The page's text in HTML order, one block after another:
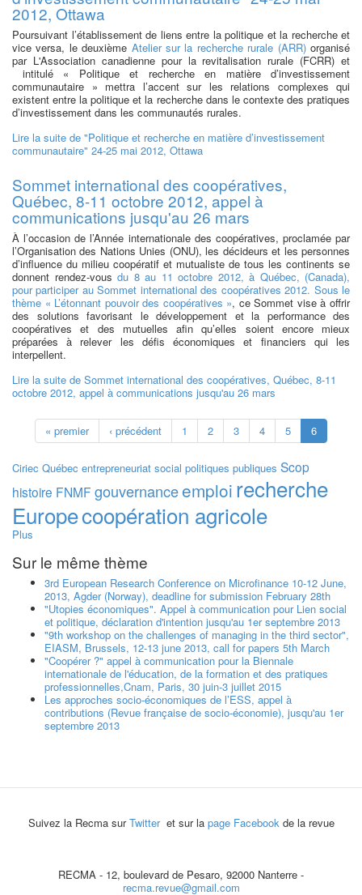
2012, Ottawa
Poursuivant l’établissement de liens entre la politique et la recherche et
vice versa, le deuxième Atelier sur la recherche rurale (ARR)organisé
par L'Association canadienne pour la revitalisation rurale (FCRR) et
intitulé « Politique et recherche en matière d’investissement
communautaire » mettra l’accent sur les relations complexes qui
existent entre la politique et la recherche dans le contexte des pratiques
d’investissement dans les communautés rurales.
Lire la suite de "Politique et recherche en matière d’investissement
communautaire" 24-25 mai 2012, Ottawa
Sommet international des coopératives,
Québec, 8-11 octobre 2012, appel à
communications jusqu'au 26 mars
À l’occasion de l’Année internationale des coopératives, proclamée par
l’Organisation des Nations Unies (ONU), les décideurs et les personnes
d’influence du milieu coopératif et mutualiste de tous les continents se
donnent rendez-vous du 8 au 11 octobre 2012, à Québec, (Canada),
pour participer au Sommet international des coopératives 2012. Sous le
thème « L’étonnant pouvoir des coopératives », ce Sommet vise à offrir
des solutions favorisant le développement et la performance des
coopératives et des mutuelles afin qu’elles soient encore mieux
préparées à relever les défis économiques et financiers qui les
interpellent.
Lire la suite de Sommet international des coopératives, Québec, 8-11
octobre 2012, appel à communications jusqu'au 26 mars
« premier ‹ précédent 1 2 3 4 5 6
Ciriec Québec entrepreneuriat social politiques publiques Scop
histoire FNMF gouvernanceemploi recherche
Europecoopération agricole
Plus
Sur le même thème
3rd European Research Conference on Microfinance 10-12 June,
2013, Agder (Norway), deadline for submission February 28th
"Utopies économiques". Appel à communication pour Lien social
et politique, déclaration d'intention jusqu'au 1er septembre 2013
"9th workshop on the challenges of managing in the third sector",
EIASM, Brussels, 12-13 june 2013, call for papers 5th March
"Coopérer ?" appel à communication pour la Biennale
internationale de l'éducation, de la formation et des pratiques
professionnelles,Cnam, Paris, 30 juin-3 juillet 2015
Les approches socio-économiques de l’ESS, appel à
contributions (Revue française de socio-économie), jusqu'au 1er
septembre 2013
Suivez la Recma surTwitter et sur la page Facebook de la revue
RECMA - 12, boulevard de Pesaro, 92000 Nanterre -
recma.revue@gmail.com